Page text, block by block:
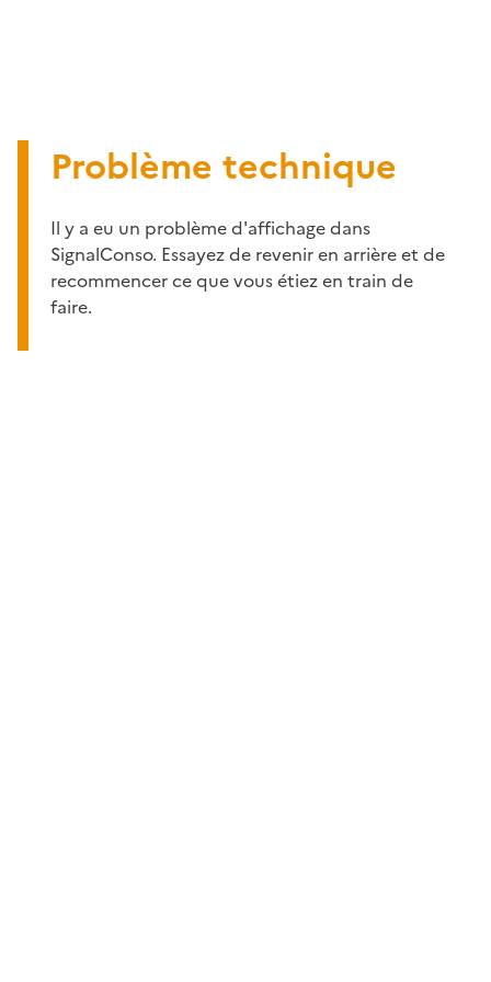
Problème technique
Il y a eu un problème d'affichage dans
SignalConso. Essayez de revenir en arrière et de
recommencer ce que vous étiez en train de
faire.